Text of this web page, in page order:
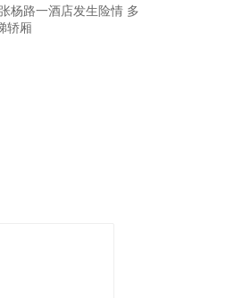
杨路一酒店发生险情 多
轿厢